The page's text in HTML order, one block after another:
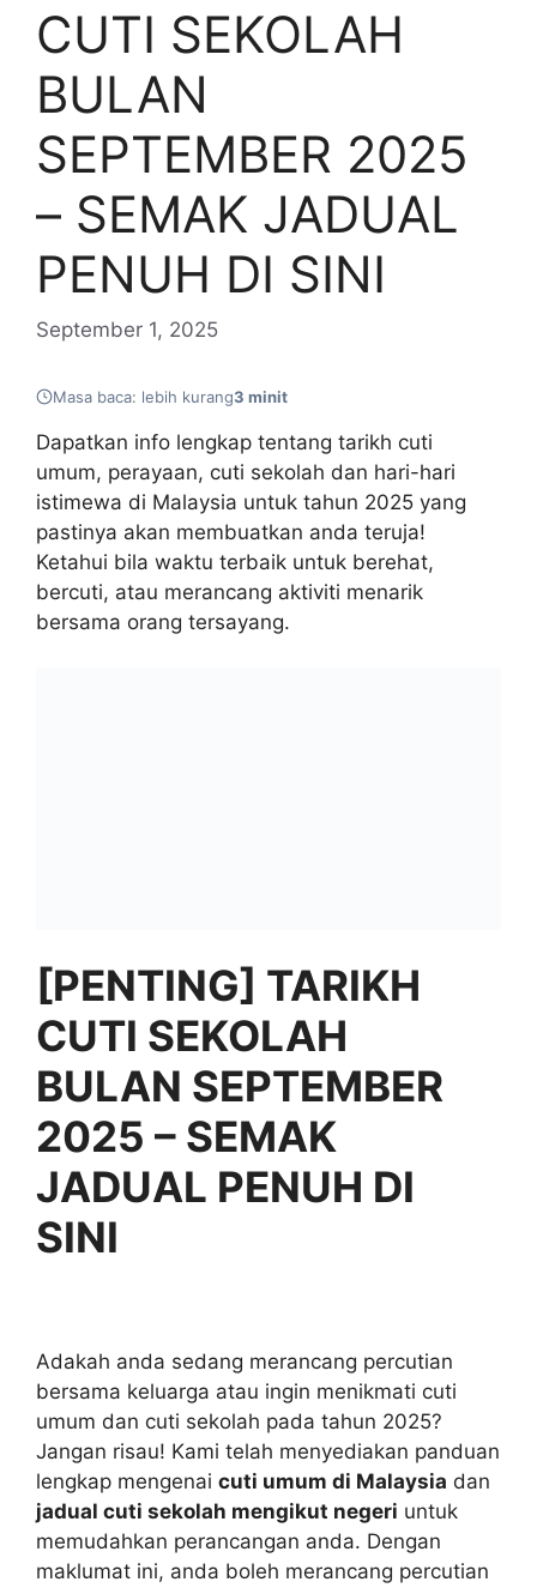
CUTI SEKOLAH
BULAN
SEPTEMBER 2025
– SEMAK JADUAL
PENUH DI SINI
September 1, 2025
Masa baca: lebih kurang3 minit
Dapatkan info lengkap tentang tarikh cuti
umum, perayaan, cuti sekolah dan hari-hari
istimewa di Malaysia untuk tahun 2025 yang
pastinya akan membuatkan anda teruja!
Ketahui bila waktu terbaik untuk berehat,
bercuti, atau merancang aktiviti menarik
bersama orang tersayang.
[PENTING] TARIKH
CUTI SEKOLAH
BULAN SEPTEMBER
2025 – SEMAK
JADUAL PENUH DI
SINI
Adakah anda sedang merancang percutian
bersama keluarga atau ingin menikmati cuti
umum dan cuti sekolah pada tahun 2025?
Jangan risau! Kami telah menyediakan panduan
lengkap mengenai cuti umum di Malaysia dan
jadual cuti sekolah mengikut negeri untuk
memudahkan perancangan anda. Dengan
maklumat ini, anda boleh merancang percutian